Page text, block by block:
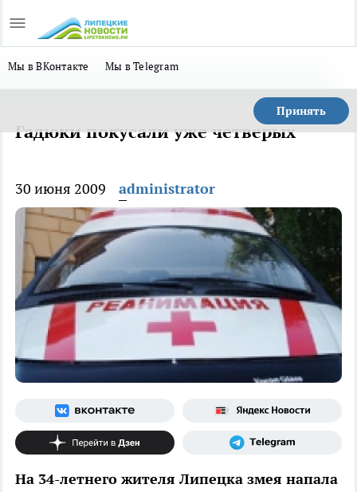
Мы в ВКонтакте Мы в Telegram
Принять
Гадюки покусали уже четверых
30 июня 2009 administrator
На 34-летнего жителя Липецка змея напала